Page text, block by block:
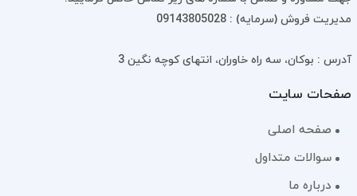
مدیریت فروش (سرمایه) : 09143805028
آدرس : بوکان، سه راه خاوران، انتهای کوچه نگین 3
صفحات سایت
صفحه اصلی
سوالات متداول
درباره ما